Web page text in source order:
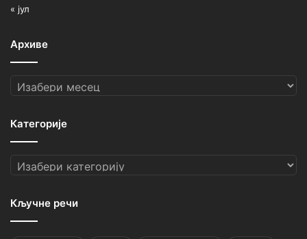
« јул
Архиве
Архиве
Категорије
Категорије
Кључне речи